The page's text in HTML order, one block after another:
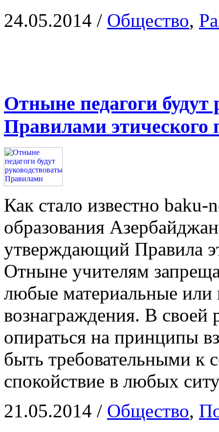
24.05.2014 / Общество,
Отныне педагоги будут
Правилами этического
Как стало известно
образования
утверждающий Правила
Отныне учителям
любые материальные или
вознаграждения. В своей
опираться на принципы
быть требовательными к
спокойствие в любых
21.05.2014 / Общество,